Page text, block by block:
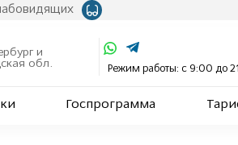
и
обл.
Режим работы: с 9:00 до
Госпрограмма